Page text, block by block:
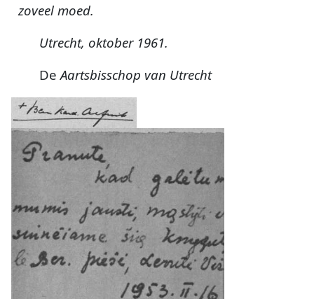
zoveel moed.
Utrecht, oktober 1961.
DeAartsbisschop van Utrecht